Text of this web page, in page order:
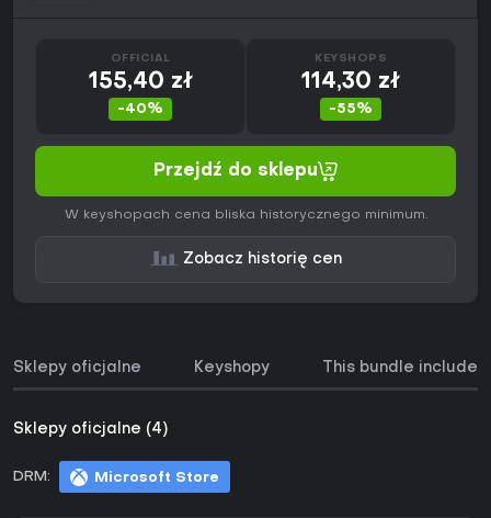
OFFICIAL
155,40 zł
-40%
KEYSHOPS
114,30 zł
-55%
Przejdź do sklepu
W keyshopach cena bliska historycznego minimum.
Zobacz historię cen
Sklepy oficjalne Keyshopy This bundle includes
Sklepy oficjalne (4)
DRM: Microsoft Store